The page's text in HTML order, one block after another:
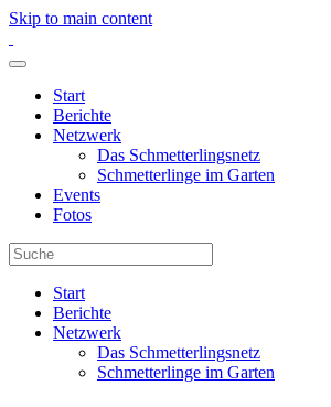
Skip to main content
Start
Berichte
Netzwerk
Das Schmetterlingsnetz
Schmetterlinge im Garten
Events
Fotos
Start
Berichte
Netzwerk
Das Schmetterlingsnetz
Schmetterlinge im Garten